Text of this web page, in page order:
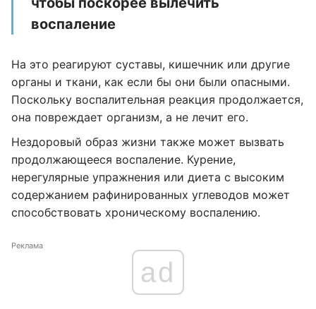
воспаление
На это реагируют суставы, кишечник или другие
органы и ткани, как если бы они были опасными.
Поскольку воспалительная реакция продолжается,
она повреждает организм, а не лечит его.
Нездоровый образ жизни также может вызвать
продолжающееся воспаление. Курение,
нерегулярные упражнения или диета с высоким
содержанием рафинированных углеводов может
способствовать хроническому воспалению.
Реклама
ad